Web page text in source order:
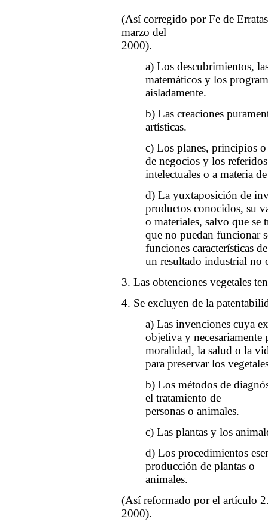
(Así corregido por Fe de
marzo del
2000).
a) Los descubrimientos,
matemáticos y los
aisladamente.
b) Las creaciones
artísticas.
c) Los planes, principios
de negocios y los
intelectuales o a materia
d) La yuxtaposición de
productos conocidos, su
o materiales, salvo que
que no puedan funcionar
funciones características
un resultado industrial no
3. Las obtenciones vegetales
4. Se excluyen de la
a) Las invenciones cuya
objetiva y
moralidad, la salud o la
para preservar los
b) Los métodos de
el tratamiento de
personas o animales.
c) Las plantas y los
d) Los procedimientos
producción de plantas o
animales.
(Así reformado por el artículo
2000).